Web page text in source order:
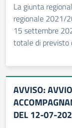
La giunta
regionale 2021/
15 settembre
totale di previsto
AVVISO:
DEL 12-07-